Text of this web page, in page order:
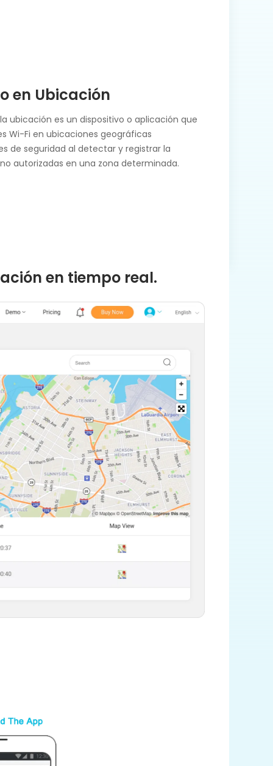
en Ubicación
ubicación es un dispositivo o aplicación que
Wi-Fi en ubicaciones geográficas
de seguridad al detectar y registrar la
autorizadas en una zona determinada.
en tiempo real.